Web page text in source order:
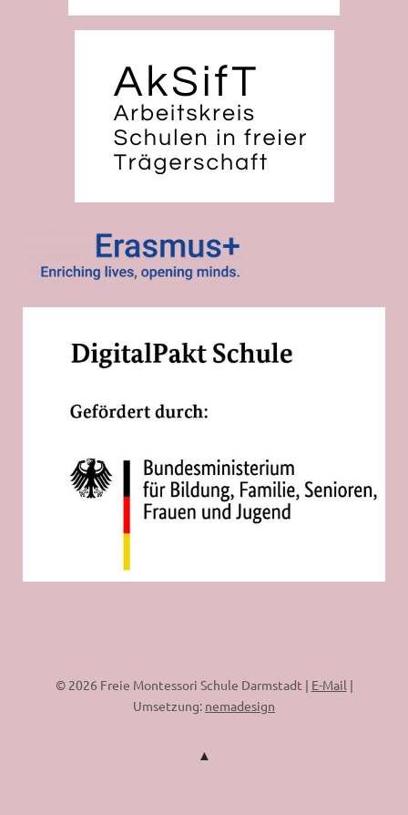
© 2026 Freie Montessori Schule Darmstadt | E-Mail |
Umsetzung: nemadesign